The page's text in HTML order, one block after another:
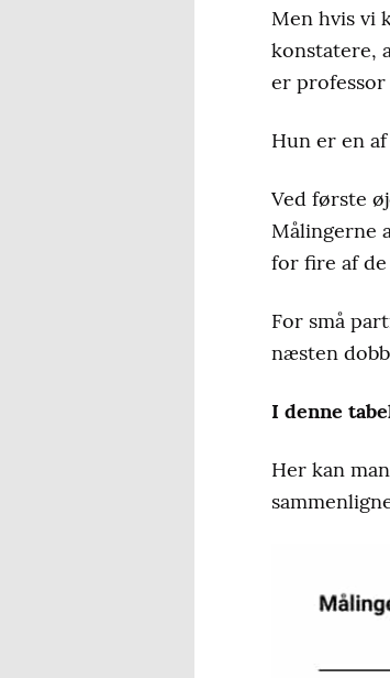
Men hvis vi
konstatere,
er
Hun er en
Ved første
Målingerne
for fire af
For små
næsten
I denne
Her kan